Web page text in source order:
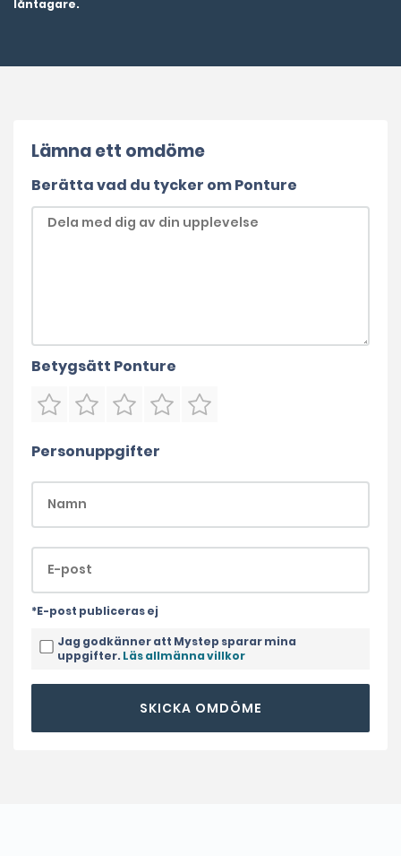
låntagare.
Lämna ett omdöme
Berätta vad du tycker om Ponture
Betygsätt Ponture
Personuppgifter
*E-post publiceras ej
Jag godkänner att Mystep sparar mina
uppgifter. Läs allmänna villkor
SKICKA OMDÖME